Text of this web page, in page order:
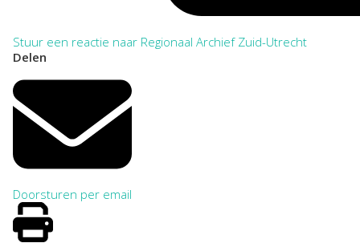
Stuur een reactie naar Regionaal Archief Zuid-Utrecht
Delen
Doorsturen per email